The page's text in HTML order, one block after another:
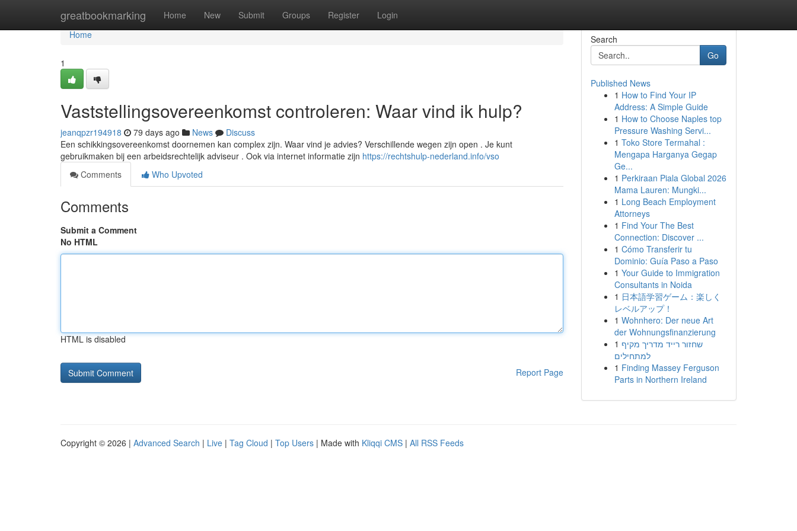
greatbookmarking Home New Submit Groups Register Login
Home
Home
1
Vaststellingsovereenkomst controleren: Waar vind ik hulp?
jeanqpzr194918 79 days ago News
Discuss
Een schikkingsovereenkomst doornemen kan complex zijn. Waar vind je advies? Verschillende wegen zijn open . Je kunt
gebruikmaken bij een arbeidsrechtelijk adviseur . Ook via internet informatie zijn https://rechtshulp-nederland.info/vso
Comments
Who Upvoted
Comments
Submit a Comment
No HTML
HTML is disabled
Report Page
Search
Go
Published News
1 How to Find Your IP
Address: A Simple Guide
1 How to Choose Naples top
Pressure Washing Servi...
1 Toko Store Termahal :
Mengapa Harganya Gegap
Ge...
1 Perkiraan Piala Global 2026
Mama Lauren: Mungki...
1 Long Beach Employment
Attorneys
1 Find Your The Best
Connection: Discover ...
1 Cómo Transferir tu
Dominio: Guía Paso a Paso
1 Your Guide to Immigration
Consultants in Noida
1 日本語学習ゲーム：楽しく
レベルアップ！
1 Wohnhero: Der neue Art
der Wohnungsfinanzierung
1 שחזור רייד מדריך מקיף
למתחילים
1 Finding Massey Ferguson
Parts in Northern Ireland
Copyright © 2026 | Advanced Search | Live | Tag Cloud | Top Users | Made with Kliqqi CMS | All RSS Feeds